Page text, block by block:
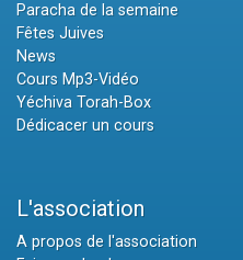
Paracha de la semaine
Fêtes Juives
News
Cours Mp3-Vidéo
Yéchiva Torah-Box
Dédicacer un cours
L'association
A propos de l'association